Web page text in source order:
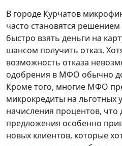
В городе Курчатов
часто становятся решением
быстро взять деньги на
шансом получить отказ.
возможность отказа
одобрения в МФО обычно
Кроме того, многие МФО
микрокредиты на льготных
начисления процентов, что
предложения особенно
новых клиентов, которые